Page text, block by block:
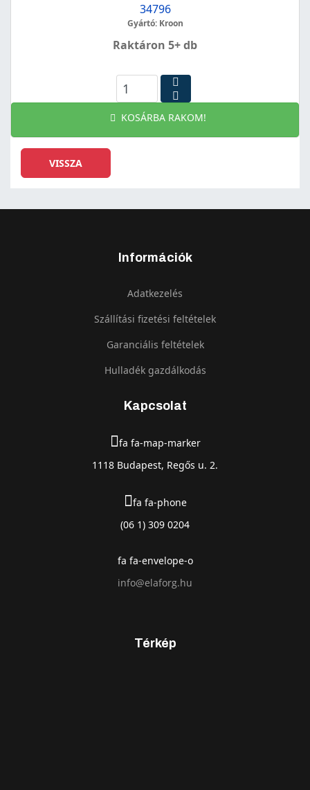
34796
Gyártó: Kroon
Raktáron 5+ db
KOSÁRBA RAKOM!
Információk
Adatkezelés
Szállítási fizetési feltételek
Garanciális feltételek
Hulladék gazdálkodás
Kapcsolat
fa fa-map-marker
1118 Budapest, Regős u. 2.
fa fa-phone
(06 1) 309 0204
fa fa-envelope-o
info@elaforg.hu
Térkép